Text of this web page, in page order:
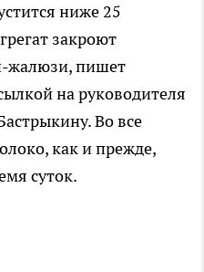
ниже 25
закроют
жалюзи, пишет
на руководителя
Во все
как и прежде,
суток.